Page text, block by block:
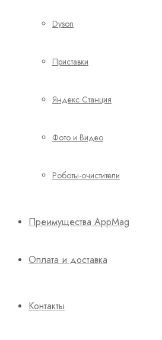
Dyson
Приставки
Яндекс Станция
Фото и Видео
Роботы-очистители
Преимущества AppMag
Оплата и доставка
Контакты